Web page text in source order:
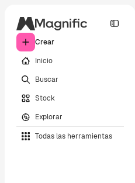
Crear
Inicio
Buscar
Stock
Explorar
Todas las herramientas